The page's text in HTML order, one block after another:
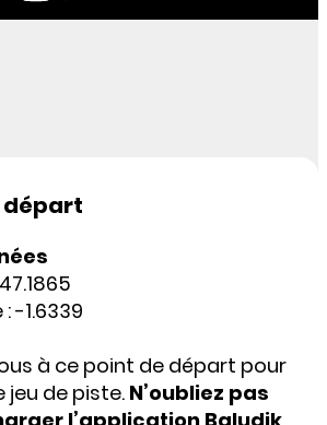
départ
-1.6339
à ce point de départ pour
jeu de piste. N’oubliez pas